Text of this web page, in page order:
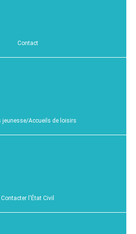
Contact
jeunesse/Accueils de loisirs
Contacter l'État Civil